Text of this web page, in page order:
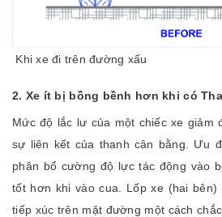
Khi xe đi trên đường xấu
2. Xe ít bị bồng bềnh hơn khi có
Mức độ lắc lư của một chiếc xe giảm
sự liên kết của thanh cân bằng. Ưu
phân bổ cường độ lực tác động vào
tốt hơn khi vào cua. Lốp xe (hai bên)
tiếp xúc trên mặt đường một cách